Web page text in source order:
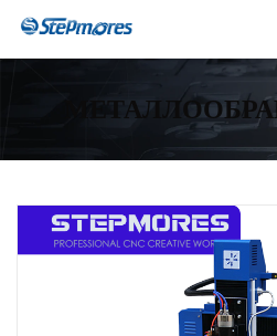
Главная страница
О нас